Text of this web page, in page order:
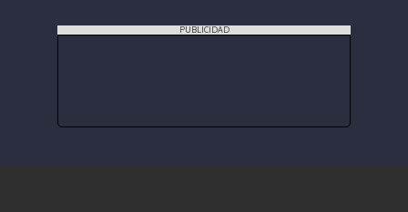
PUBLICIDAD